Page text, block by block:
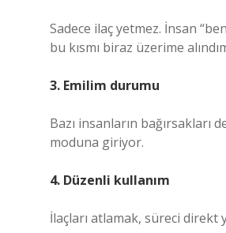
Sadece ilaç yetmez. İnsan
bu kısmı biraz üzerime
3. Emilim durumu
Bazı insanların bağırsakları
moduna giriyor.
4. Düzenli kullanım
İlaçları atlamak, süreci direkt